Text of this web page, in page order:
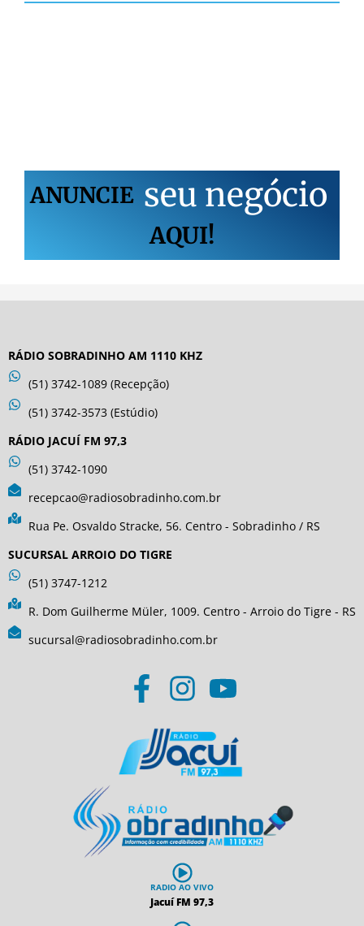
ANUNCIE seu negócio
AQUI!
RÁDIO SOBRADINHO AM 1110 KHZ
(51) 3742-1089 (Recepção)
(51) 3742-3573 (Estúdio)
RÁDIO JACUÍ FM 97,3
(51) 3742-1090
recepcao@radiosobradinho.com.br
Rua Pe. Osvaldo Stracke, 56. Centro - Sobradinho / RS
SUCURSAL ARROIO DO TIGRE
(51) 3747-1212
R. Dom Guilherme Müler, 1009. Centro - Arroio do Tigre - RS
sucursal@radiosobradinho.com.br
RADIO AO VIVO
Jacuí FM 97,3